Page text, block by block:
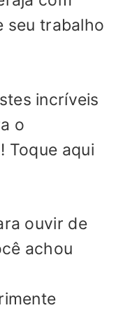
seu trabalho
incríveis
o
Toque aqui
ouvir de
achou